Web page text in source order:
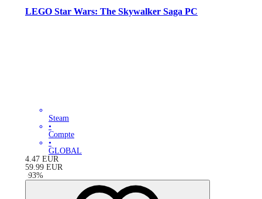
LEGO Star Wars: The Skywalker Saga PC
Steam
•
Compte
•
GLOBAL
4.47 EUR
59.99 EUR
-93%